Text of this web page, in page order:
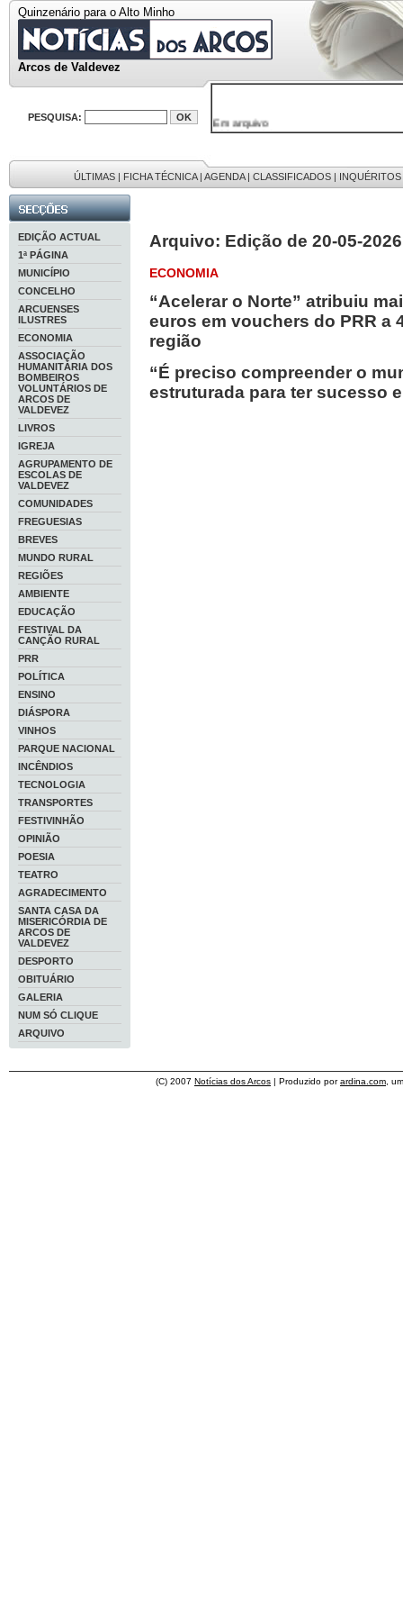
Quinzenário para o Alto Minho
Arcos de Valdevez
PESQUISA: Em arquivo
32646 notícias
9886 mensagens
201 registos
ÚLTIMAS | FICHA TÉCNICA| AGENDA| CLASSIFICADOS | INQUÉRITOS
EDIÇÃO ACTUAL
1ª PÁGINA
MUNICÍPIO
CONCELHO
ARCUENSES
ILUSTRES
ECONOMIA
ASSOCIAÇÃO
HUMANITÁRIA DOS
BOMBEIROS
VOLUNTÁRIOS DE
ARCOS DE
VALDEVEZ
LIVROS
IGREJA
AGRUPAMENTO DE
ESCOLAS DE
VALDEVEZ
COMUNIDADES
FREGUESIAS
BREVES
MUNDO RURAL
REGIÕES
AMBIENTE
EDUCAÇÃO
FESTIVAL DA
CANÇÃO RURAL
PRR
POLÍTICA
ENSINO
DIÁSPORA
VINHOS
PARQUE NACIONAL
INCÊNDIOS
TECNOLOGIA
TRANSPORTES
FESTIVINHÃO
OPINIÃO
POESIA
TEATRO
AGRADECIMENTO
SANTA CASA DA
MISERICÓRDIA DE
ARCOS DE
VALDEVEZ
DESPORTO
OBITUÁRIO
GALERIA
NUM SÓ CLIQUE
ARQUIVO
Arquivo: Edição de 20-05-2026
ECONOMIA
“Acelerar o Norte” atribuiu
euros em vouchers do PRR a
região
“É preciso compreender o
estruturada para ter sucesso
(C) 2007 Notícias dos Arcos | Produzido porardina.com ,